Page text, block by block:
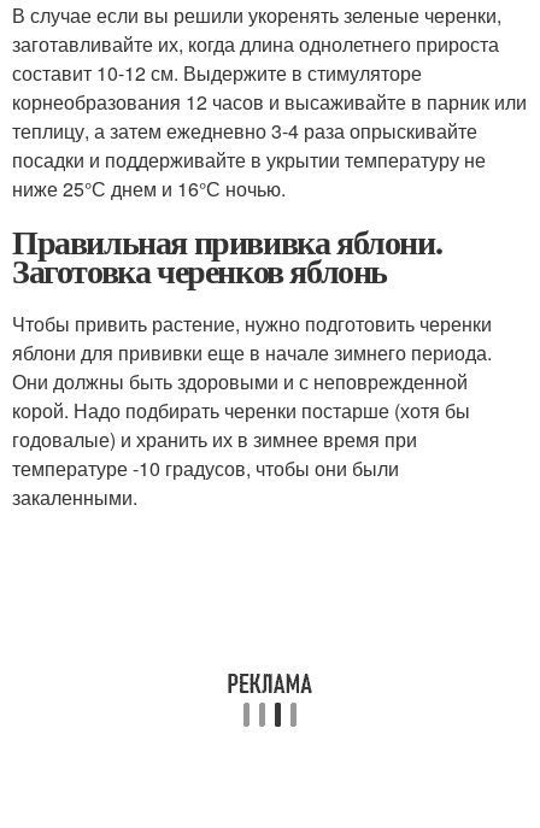
В случае если вы решили укоренять зеленые черенки,
заготавливайте их, когда длина однолетнего прироста
составит 10-12 см. Выдержите в стимуляторе
корнеобразования 12 часов и высаживайте в парник или
теплицу, а затем ежедневно 3-4 раза опрыскивайте
посадки и поддерживайте в укрытии температуру не
ниже 25°С днем и 16°С ночью.
Правильная прививка яблони.
Заготовка черенков яблонь
Чтобы привить растение, нужно подготовить черенки
яблони для прививки еще в начале зимнего периода.
Они должны быть здоровыми и с неповрежденной
корой. Надо подбирать черенки постарше (хотя бы
годовалые) и хранить их в зимнее время при
температуре -10 градусов, чтобы они были
закаленными.